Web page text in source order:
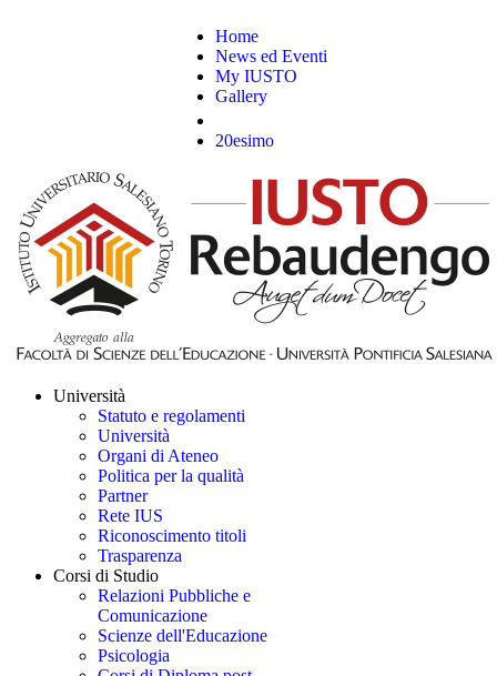
Home
News ed Eventi
My IUSTO
Gallery
20esimo
Università
Statuto e regolamenti
Università
Organi di Ateneo
Politica per la qualità
Partner
Rete IUS
Riconoscimento titoli
Trasparenza
Corsi di Studio
Relazioni Pubbliche e
Comunicazione
Scienze dell'Educazione
Psicologia